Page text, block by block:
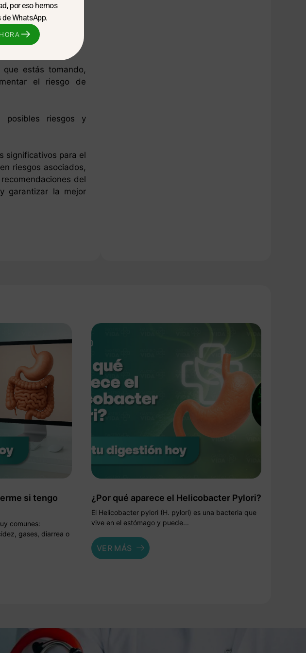
estás tomando,
el riesgo de
posibles riesgos y
significativos para el
riesgos asociados,
del
garantizar la mejor
si tengo
comunes:
gases, diarrea o
¿Por qué aparece el Helicobacter Pylori?
El Helicobacter pylori (H. pylori) es una bacteria que
vive en el estómago y puede...
VER MÁS
por eso hemos
WhatsApp.